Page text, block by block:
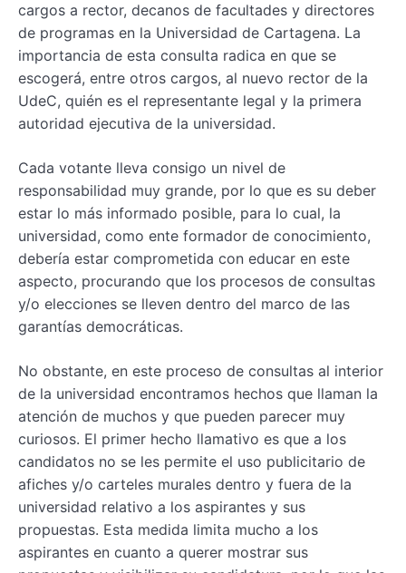
cargos a rector, decanos de facultades y directores
de programas en la Universidad de Cartagena. La
importancia de esta consulta radica en que se
escogerá, entre otros cargos, al nuevo rector de la
UdeC, quién es el representante legal y la primera
autoridad ejecutiva de la universidad.
Cada votante lleva consigo un nivel de
responsabilidad muy grande, por lo que es su deber
estar lo más informado posible, para lo cual, la
universidad, como ente formador de conocimiento,
debería estar comprometida con educar en este
aspecto, procurando que los procesos de consultas
y/o elecciones se lleven dentro del marco de las
garantías democráticas.
No obstante, en este proceso de consultas al interior
de la universidad encontramos hechos que llaman la
atención de muchos y que pueden parecer muy
curiosos. El primer hecho llamativo es que a los
candidatos no se les permite el uso publicitario de
afiches y/o carteles murales dentro y fuera de la
universidad relativo a los aspirantes y sus
propuestas. Esta medida limita mucho a los
aspirantes en cuanto a querer mostrar sus